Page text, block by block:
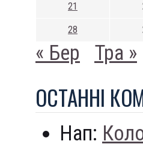
21
28
« Бер Тра »
ОСТАННI
Нап: